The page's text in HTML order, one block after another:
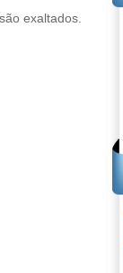
exaltados.